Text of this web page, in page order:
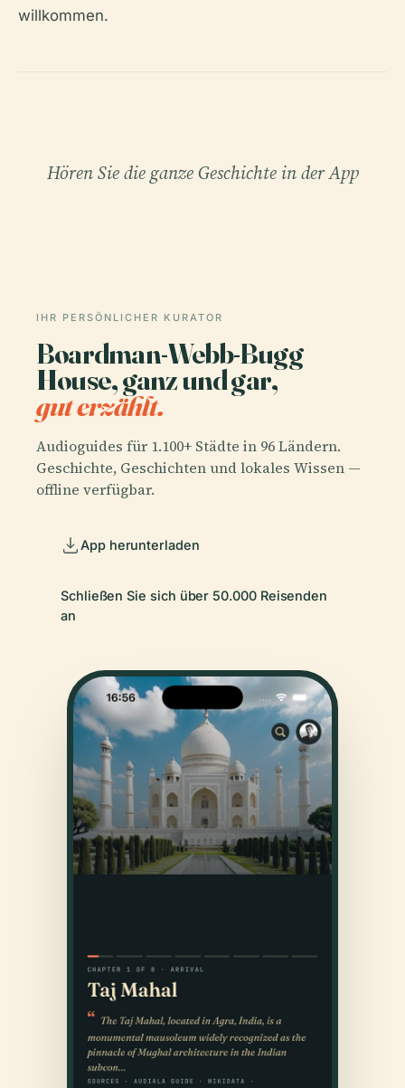
willkommen.
Hören Sie die ganze Geschichte in der App
IHR PERSÖNLICHER KURATOR
Boardman-Webb-Bugg
House, ganz und gar,
gut erzählt.
Audioguides für 1.100+ Städte in 96 Ländern.
Geschichte, Geschichten und lokales Wissen —
offline verfügbar.
App herunterladen
Schließen Sie sich über 50.000 Reisenden
an